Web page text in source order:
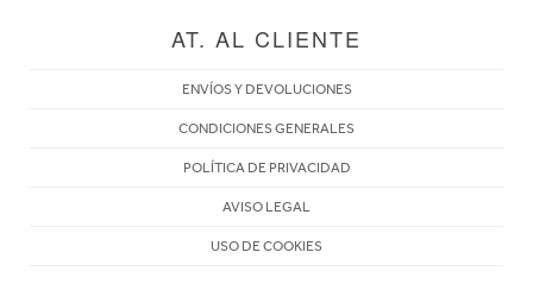
AT. AL CLIENTE
ENVÍOS Y DEVOLUCIONES
CONDICIONES GENERALES
POLÍTICA DE PRIVACIDAD
AVISO LEGAL
USO DE COOKIES